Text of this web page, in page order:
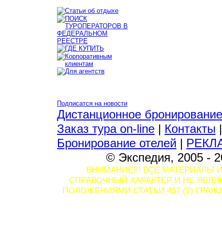
Подписатся на новости
Дистанционное бронирование
Заказ тура on-line | Контакты
Бронирование отелей |
© Экспедия, 2005 -
ВНИМАНИЕ!!! ВСЕ МАТЕРИАЛЫ
СПРАВОЧНЫЙ ХАРАКТЕР И НЕ
ПОЛОЖЕНИЯМИ СТАТЬИ 437 (2)